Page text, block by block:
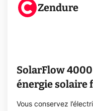
Zendure
SolarFlow
énergie solaire
Vous conservez